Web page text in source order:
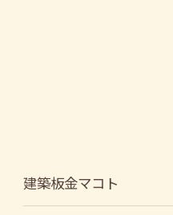
建築板金マコト